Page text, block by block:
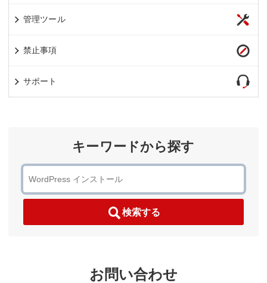
管理ツール
禁止事項
サポート
キーワードから探す
検索する
お問い合わせ